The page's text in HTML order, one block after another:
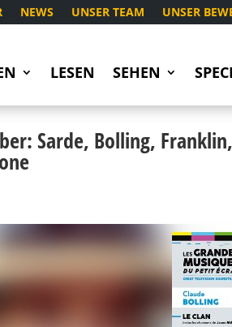
NEWS UNSER TEAM UNSER
LESEN SEHEN
Sarde, Bolling, Franklin,